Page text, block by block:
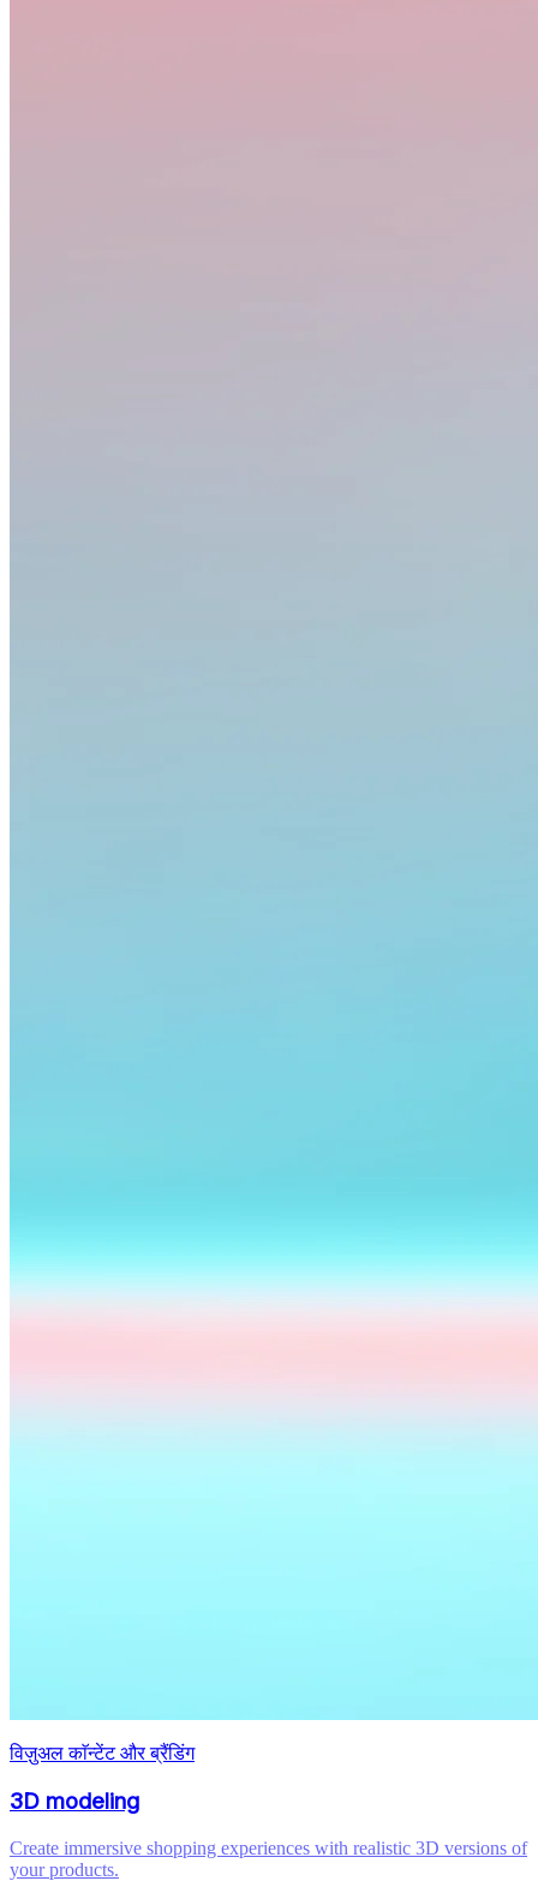
विज़ुअल काॅन्टेंट और ब्रैंडिंग
3D modeling
Create immersive shopping experiences with realistic 3D versions of
your products.